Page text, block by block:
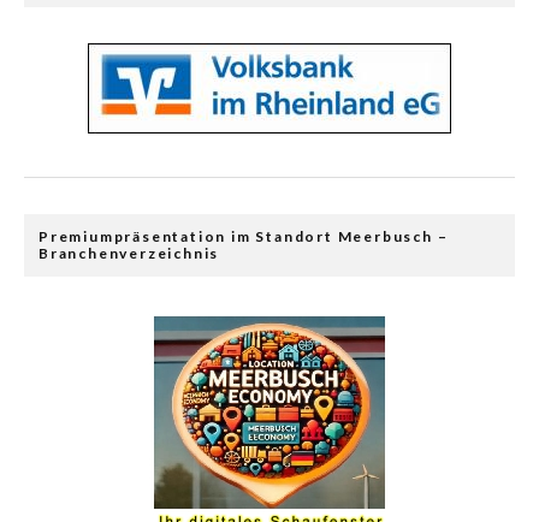
Premiumpräsentation im Standort Meerbusch –
Branchenverzeichnis